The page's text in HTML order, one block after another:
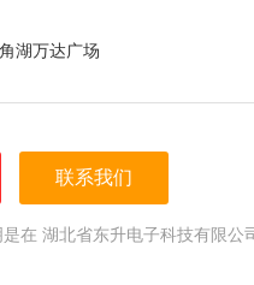
湖万达广场
联系我们
是在 湖北省东升电子科技有限公